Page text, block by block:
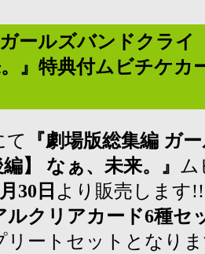
ガールズバンドクライ
』特典付ムビチケカ
て
『劇場版総集編 ガ
】 なぁ、未来。』 ム
30日 より販売します
ルクリアカード6種セ
リートセットとなり